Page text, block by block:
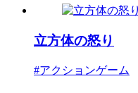
立方体の怒り
#アクションゲーム